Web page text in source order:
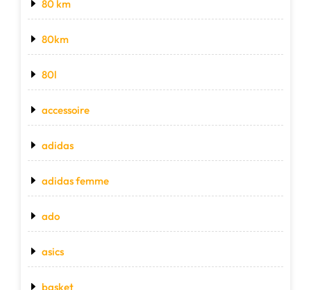
80 km
80km
80l
accessoire
adidas
adidas femme
ado
asics
basket